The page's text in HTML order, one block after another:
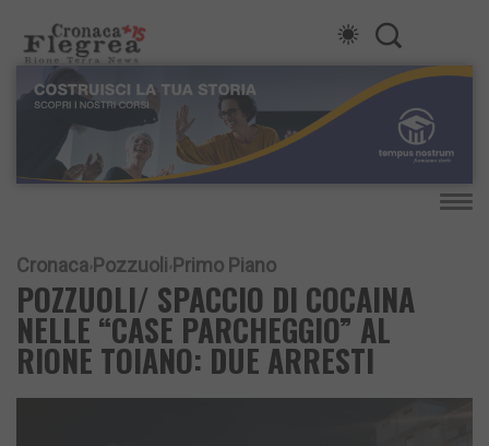
Cronaca Pozzuoli Primo Piano
POZZUOLI/ SPACCIO DI COCAINA
NELLE “CASE PARCHEGGIO” AL
RIONE TOIANO: DUE ARRESTI